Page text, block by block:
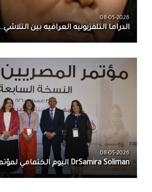
08-05-2026
الدراما التلفزيونيه العراقيه بين التلاشي..
08-05-2026
DrSamira Soliman اليوم الختمامي لمؤتمر..